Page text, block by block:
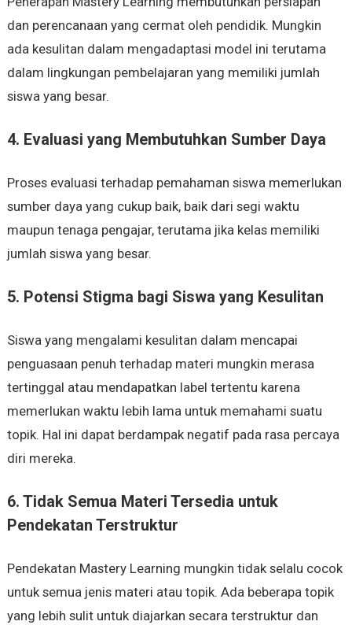
dan perencanaan yang cermat oleh pendidik. Mungkin
ada kesulitan dalam mengadaptasi model ini terutama
dalam lingkungan pembelajaran yang memiliki jumlah
siswa yang besar.
4. Evaluasi yang Membutuhkan Sumber Daya
Proses evaluasi terhadap pemahaman siswa memerlukan
sumber daya yang cukup baik, baik dari segi waktu
maupun tenaga pengajar, terutama jika kelas memiliki
jumlah siswa yang besar.
5. Potensi Stigma bagi Siswa yang Kesulitan
Siswa yang mengalami kesulitan dalam mencapai
penguasaan penuh terhadap materi mungkin merasa
tertinggal atau mendapatkan label tertentu karena
memerlukan waktu lebih lama untuk memahami suatu
topik. Hal ini dapat berdampak negatif pada rasa percaya
diri mereka.
6. Tidak Semua Materi Tersedia untuk
Pendekatan Terstruktur
Pendekatan Mastery Learning mungkin tidak selalu cocok
untuk semua jenis materi atau topik. Ada beberapa topik
yang lebih sulit untuk diajarkan secara terstruktur dan